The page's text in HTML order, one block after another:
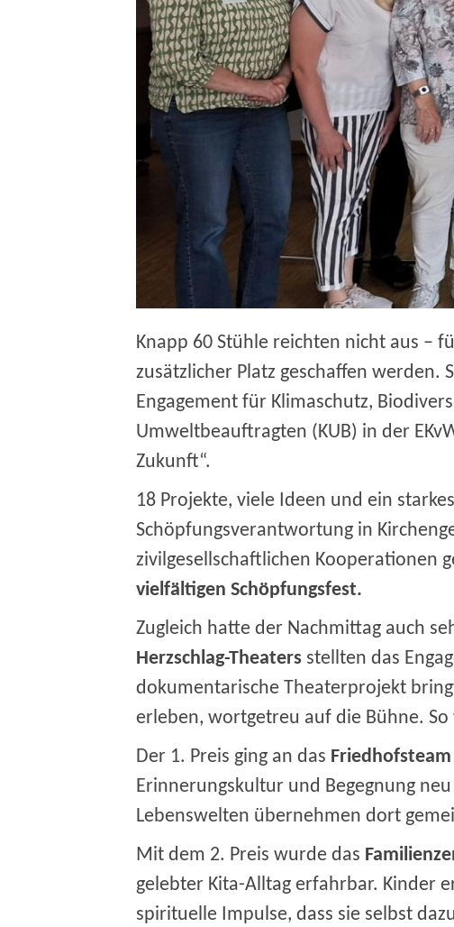
Knapp 60 Stühle reichten nicht aus –
zusätzlicher Platz geschaffen werden.
Engagement für Klimaschutz,
Umweltbeauftragten (KUB) in der
Zukunft“.
18 Projekte, viele Ideen und ein
Schöpfungsverantwortung in
zivilgesellschaftlichen Kooperationen
vielfältigen Schöpfungsfest.
Zugleich hatte der Nachmittag auch
Herzschlag-Theatersstellten das
dokumentarische Theaterprojekt
erleben, wortgetreu auf die Bühne.
Der 1. Preis ging an das
Erinnerungskultur und Begegnung
Lebenswelten übernehmen dort
Mit dem 2. Preis wurde das
gelebter Kita-Alltag erfahrbar. Kinder
spirituelle Impulse, dass sie selbst